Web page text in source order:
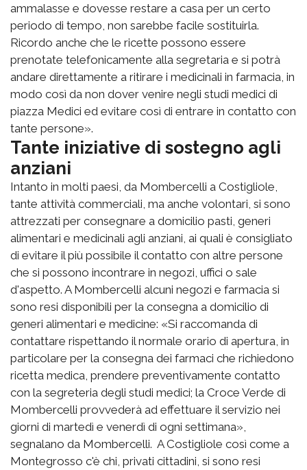
ammalasse e dovesse restare a casa per un certo
periodo di tempo, non sarebbe facile sostituirla.
Ricordo anche che le ricette possono essere
prenotate telefonicamente alla segretaria e si potrà
andare direttamente a ritirare i medicinali in farmacia, in
modo così da non dover venire negli studi medici di
piazza Medici ed evitare così di entrare in contatto con
tante persone».
Tante iniziative di sostegno agli
anziani
Intanto in molti paesi, da Mombercelli a Costigliole,
tante attività commerciali, ma anche volontari, si sono
attrezzati per consegnare a domicilio pasti, generi
alimentari e medicinali agli anziani, ai quali è consigliato
di evitare il più possibile il contatto con altre persone
che si possono incontrare in negozi, uffici o sale
d'aspetto. A Mombercelli alcuni negozi e farmacia si
sono resi disponibili per la consegna a domicilio di
generi alimentari e medicine: «Si raccomanda di
contattare rispettando il normale orario di apertura, in
particolare per la consegna dei farmaci che richiedono
ricetta medica, prendere preventivamente contatto
con la segreteria degli studi medici; la Croce Verde di
Mombercelli provvederà ad effettuare il servizio nei
giorni di martedì e venerdì di ogni settimana»,
segnalano da Mombercelli. A Costigliole così come a
Montegrosso c'è chi, privati cittadini, si sono resi